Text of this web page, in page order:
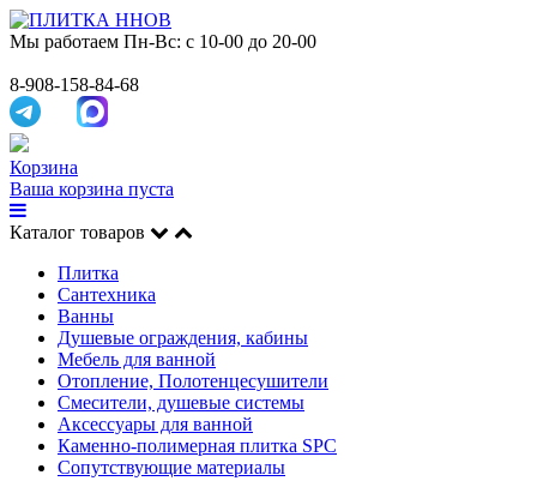
Мы работаем Пн-Вс: с 10-00 до 20-00
8-908-158-84-68
Корзина
Ваша корзина пуста
Каталог товаров
Плитка
Сантехника
Ванны
Душевые ограждения, кабины
Мебель для ванной
Отопление, Полотенцесушители
Смесители, душевые системы
Аксессуары для ванной
Каменно-полимерная плитка SPC
Сопутствующие материалы